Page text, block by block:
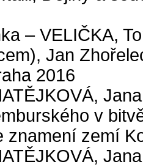
– VELIČKA,
Jan
2016
v
znamení zemí